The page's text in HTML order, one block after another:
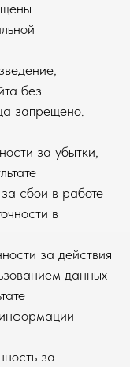
без
запрещено.
за убытки,
сбои в работе
в
за действия
данных
за